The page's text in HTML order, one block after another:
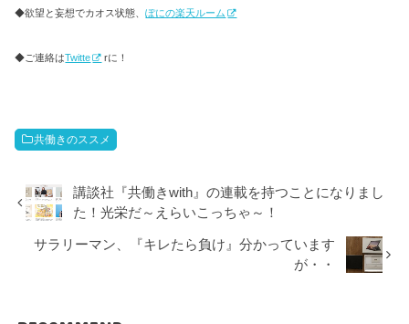
◆欲望と妄想でカオス状態、ぽにの楽天ルーム
◆ご連絡はTwitte rに！
共働きのススメ
講談社『共働きwith』の連載を持つことになりまし
た！光栄だ～えらいこっちゃ～！
サラリーマン、『キレたら負け』分かっています
が・・